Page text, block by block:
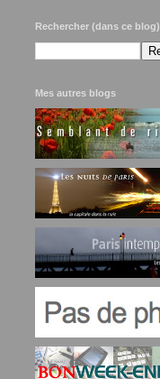
Rechercher (dans ce blog)
Mes autres blogs